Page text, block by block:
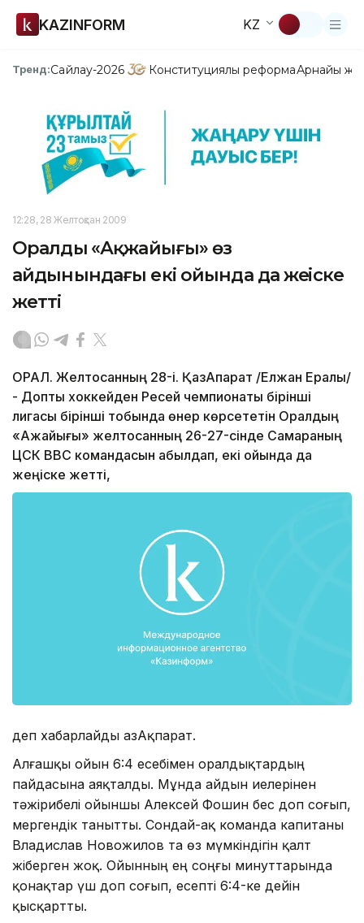
KAZINFORM KZ
Тренд:Сайлау-2026 Конституциялық реформаАрнайы
12:28, 28 Желтоқсан 2009
Оралдың «Ақжайығы» өз
айдынындағы екі ойында да жеңіске
жетті
ОРАЛ. Желтоқсанның 28-і. ҚазАқпарат /Елжан Ералы/
- Допты хоккейден Ресей чемпионаты бірінші
лигасы бірінші тобында өнер көрсететін Оралдың
«Ақжайығы» желтоқсанның 26-27-сінде Самараның
ЦСК ВВС командасын қабылдап, екі ойында да
жеңіске жетті,
деп хабарлайды ҚазАқпарат.
Алғашқы ойын 6:4 есебімен оралдықтардың
пайдасына аяқталды. Мұнда айдын иелерінен
тәжірибелі ойыншы Алексей Фошин бес доп соғып,
мергендік танытты. Сондай-ақ команда капитаны
Владислав Новожилов та өз мүмкіндігін қалт
жіберген жоқ. Ойынның ең соңғы минуттарында
қонақтар үш доп соғып, есепті 6:4-ке дейін
қысқартты.